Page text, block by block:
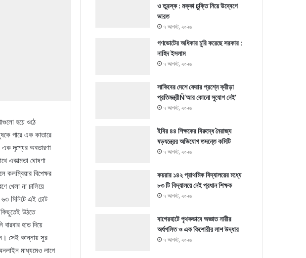
হয়ে ওঠে
পারে এক কাতারে
এক দৃশ্যের অবতারণা
একাত্মতা ঘোষণা
কলম্বিয়ার বিপেক্ষর
খেলা না চালিয়ে
৬৩ মিনিটে এই চোট
উঠতে
হাত দিয়ে
সেই কান্নায় সুর
মাধ্যমেও লাগে
ও তুরস্ক : মক্কা চুক্তি নিয়ে উদ্বেগে
ভারত
৭ আগস্ট, ২০২৬
গণভোটের অধিকার চুরি করেছে সরকার :
নাহিদ ইসলাম
৭ আগস্ট, ২০২৬
সাকিবের দেশে ফেরার প্রশ্নে ক্রীড়া
প্রতিমন্ত্রীÑ‘আর কোনো সুযোগ নেই’
৭ আগস্ট, ২০২৬
ইবির ৪৪ শিক্ষকের বিরুদ্ধে নৈরাজ্য
ষড়যন্ত্রের অভিযোগ তদন্তে কমিটি
৭ আগস্ট, ২০২৬
কয়রার ১৪২ প্রাথমিক বিদ্যালয়ের মধ্যে
৮৩ টি বিদ্যালয়ে নেই প্রধান শিক্ষক
৭ আগস্ট, ২০২৬
বাগেরহাটে পৃথকভাবে অজ্ঞাত নারীর
অর্ধগলিত ও এক কিশোরীর লাশ উদ্ধার
৭ আগস্ট, ২০২৬